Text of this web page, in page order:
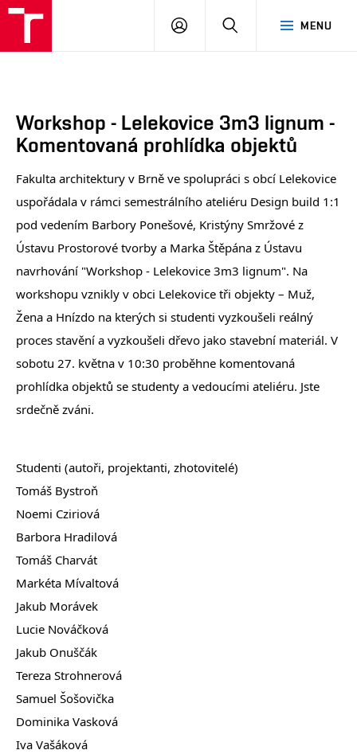
MENU
PŘIHLÁSIT
Workshop - Lelekovice 3m3 lignum -
Komentovaná prohlídka objektů
Fakulta architektury v Brně ve spolupráci s obcí Lelekovice
uspořádala v rámci semestrálního ateliéru Design build 1:1
pod vedením Barbory Ponešové, Kristýny Smržové z
Ústavu Prostorové tvorby a Marka Štěpána z Ústavu
navrhování "Workshop - Lelekovice 3m3 lignum". Na
workshopu vznikly v obci Lelekovice tři objekty – Muž,
Žena a Hnízdo na kterých si studenti vyzkoušeli reálný
proces stavění a vyzkoušeli dřevo jako stavební materiál. V
sobotu 27. května v 10:30 proběhne komentovaná
prohlídka objektů se studenty a vedoucími ateliéru. Jste
srdečně zváni.
Studenti (autoři, projektanti, zhotovitelé)
Tomáš Bystroň
Noemi Cziriová
Barbora Hradilová
Tomáš Charvát
Markéta Mívaltová
Jakub Morávek
Lucie Nováčková
Jakub Onuščák
Tereza Strohnerová
Samuel Šošovička
Dominika Vasková
Iva Vašáková